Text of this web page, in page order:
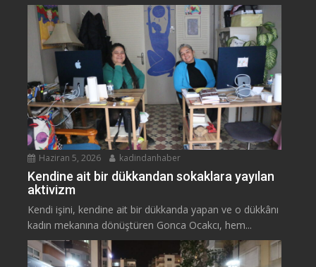
Haziran 5, 2026 kadindanhaber
Kendine ait bir dükkandan sokaklara yayılan
aktivizm
Kendi işini, kendine ait bir dükkanda yapan ve o dükkânı
kadın mekanına dönüştüren Gonca Ocakcı, hem...